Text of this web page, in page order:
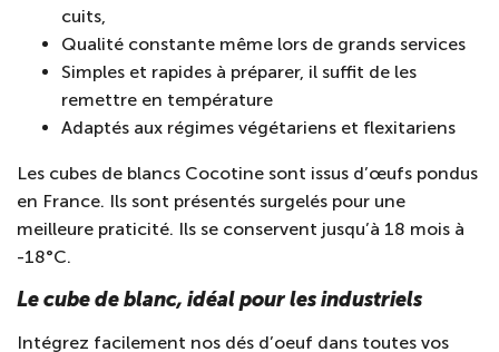
cuits,
Qualité constante même lors de grands services
Simples et rapides à préparer, il suffit de les
remettre en température
Adaptés aux régimes végétariens et flexitariens
Les cubes de blancs Cocotine sont issus d’œufs pondus
en France. Ils sont présentés surgelés pour une
meilleure praticité. Ils se conservent jusqu’à 18 mois à
-18°C.
Le cube de blanc, idéal pour les industriels
Intégrez facilement nos dés d’oeuf dans toutes vos